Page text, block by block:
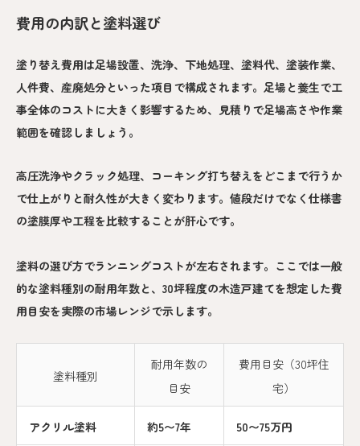
費用の内訳と塗料選び
塗り替え費用は足場設置、洗浄、下地処理、塗料代、塗装作業、
人件費、産廃処分といった項目で構成されます。足場と養生で工
事全体のコストに大きく影響するため、見積りで足場高さや作業
範囲を確認しましょう。
高圧洗浄やクラック処理、コーキング打ち替えをどこまで行うか
で仕上がりと耐久性が大きく変わります。値段だけでなく仕様書
の塗膜厚や工程を比較することが肝心です。
塗料の選び方でランニングコストが左右されます。ここでは一般
的な塗料種別の耐用年数と、30坪程度の木造戸建てを想定した費
用目安を実際の市場レンジで示します。
塗料種別
耐用年数の
目安
費用目安（30坪住
宅）
アクリル塗料 約5〜7年 50〜75万円